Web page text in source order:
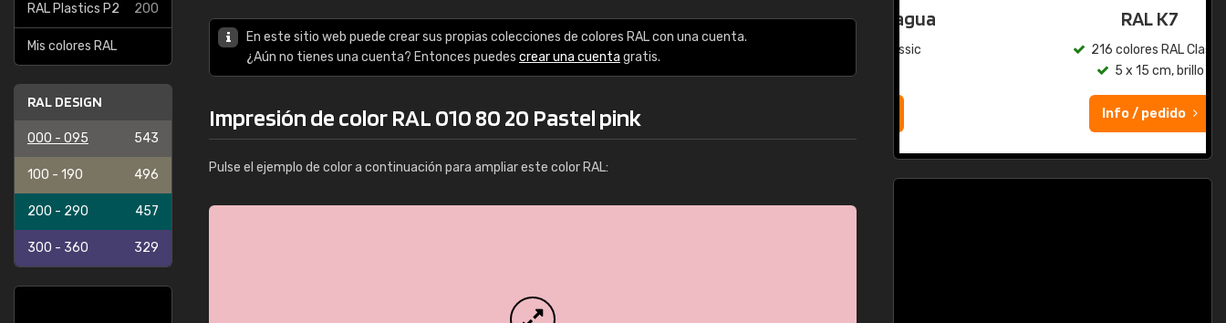
RAL Plastics P2 200
Mis colores RAL
RAL DESIGN
000 - 095 543
100 - 190 496
200 - 290 457
300 - 360 329
En este sitio web puede crear sus propias colecciones de colores RAL con una cuenta.
¿Aún no tienes una cuenta? Entonces puedes crear una cuenta gratis.
Impresión de color RAL 010 80 20 Pastel pink
Pulse el ejemplo de color a continuación para ampliar este color RAL:
RAL K7 a base de agua
216 colores RAL Classic
5 x 15 cm, brillo